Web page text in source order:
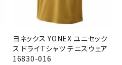
ヨネックス YONEX ユニセック
ス ドライTシャツ テニスウェア
16830-016